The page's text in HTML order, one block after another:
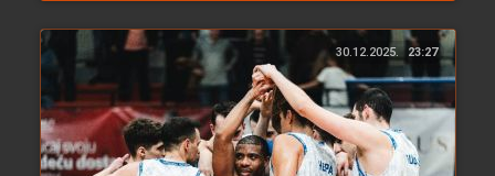
30.12.2025. 23:27